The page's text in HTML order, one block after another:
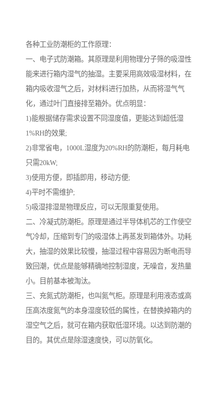
各种工业防潮柜的工作原理：
一、电子式防潮箱。其原理是利用物理分子筛的吸湿性
能来进行箱内湿气的抽湿。主要采用高效吸湿材料，在
箱内吸收湿气之后，对材料进行加热，从而将湿气气
化，通过叶门直接排至箱外。优点明显：
1)能根据储存需求设置不同湿度值，更能达到超低湿
1%RH的效果;
2)非常省电，1000L湿度为20%RH的防潮柜，每月耗电
只需20kW;
3)使用方便，即插即用，移动方便;
4)平时不需维护;
5)吸湿排湿是物理反应，可以无限重复使用。
二、冷凝式防潮柜。原理是通过半导体机芯的工作使空
气冷却，压缩到专门的吸湿体上再蒸发到箱体外。功耗
大，抽湿的效果比较慢，抽湿过程中容易因为断电而导
致回潮，优点是能够精确地控制湿度，无噪音，发热量
小。目前基本被淘汰。
三、充氮式防潮柜，也叫氮气柜。原理是利用液态或高
压高浓度氮气的本身湿度较低的属性，在替换掉箱内的
湿空气之后，就可在箱内获取低湿环境。以达到防潮的
目的。其优点是除湿速度快，可以防氧化。